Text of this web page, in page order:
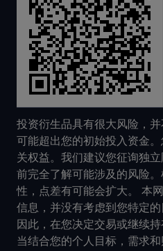
投资衍生品具有很大风险，
可能超出您的初始投入资金
关权益。我们建议您征询独
前完全了解可能涉及的风险
性，点差有可能会扩大。 本
信息，并没有考虑到您特定
因此，在您决定交易或继续
当结合您的个人目标，需求